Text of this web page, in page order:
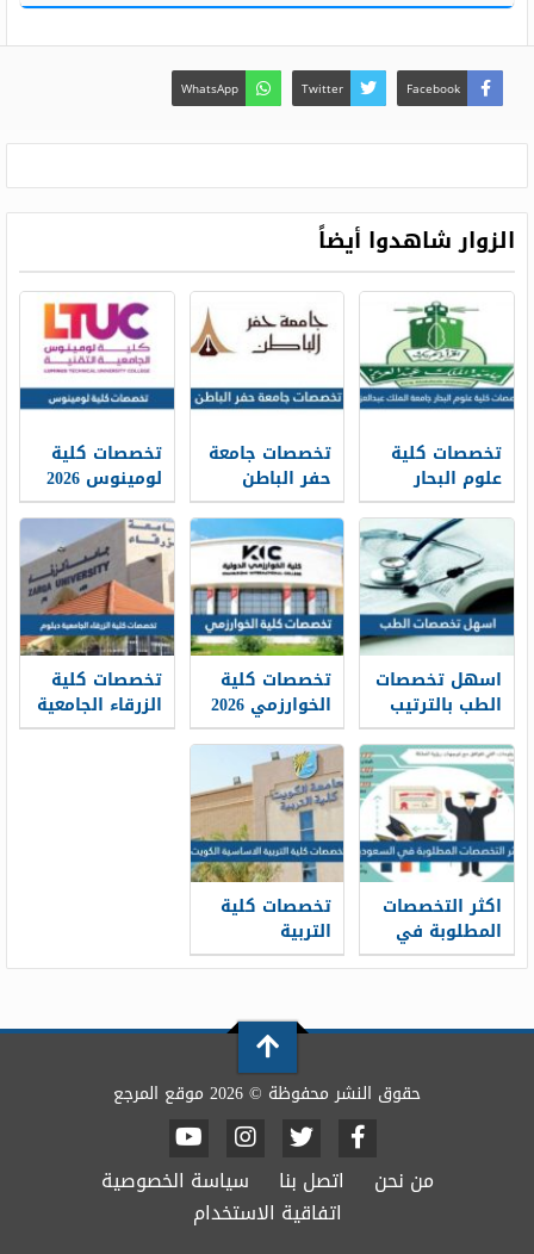
Facebook
Twitter
WhatsApp
الزوار شاهدوا أيضاً
تخصصات كلية
علوم البحار
جامعة الملك
عبدالعزيز 1448
وشروط القبول
تخصصات جامعة
حفر الباطن
ونسب القبول
1448
تخصصات كلية
لومينوس 2026
ومعدلات القبول
اسهل تخصصات
الطب بالترتيب
2026
تخصصات كلية
الخوارزمي 2026
ومعدلات القبول
تخصصات كلية
الزرقاء الجامعية
دبلوم 2026
اكثر التخصصات
المطلوبة في
السعودية 2026
تخصصات كلية
التربية
الاساسية
حقوق النشر محفوظة © 2026 موقع المرجع
من نحن اتصل بنا
سياسة الخصوصية
اتفاقية الاستخدام